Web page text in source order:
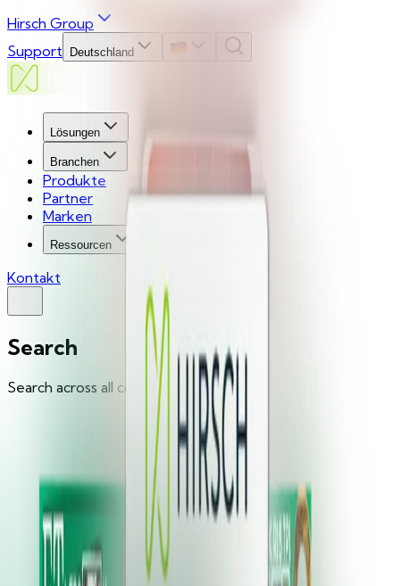
Hirsch Group
Support
Deutschland
Lösungen
Branchen
Produkte
Partner
Marken
Ressourcen
Kontakt
Search
Search across all content...